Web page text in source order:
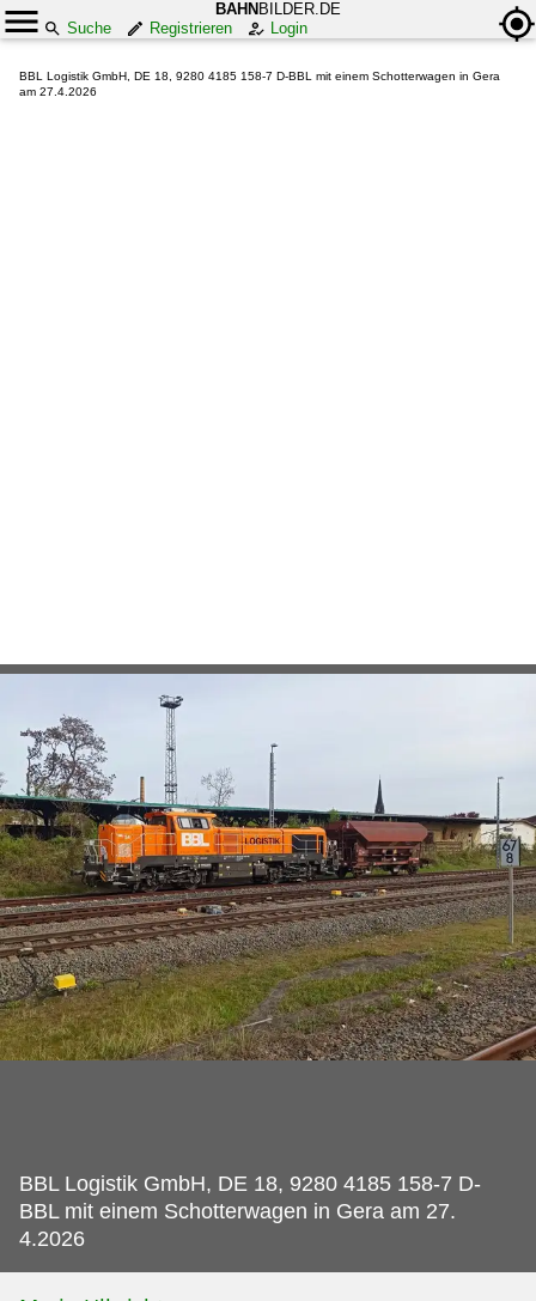
BAHN BILDER.DE
Suche
Registrieren Login
BBL Logistik GmbH, DE 18, 9280 4185 158-7 D-BBL mit einem Schotterwagen in Gera
am 27.4.2026
BBL Logistik GmbH, DE 18, 9280 4185 158-7 D-
BBL mit einem Schotterwagen in Gera am 27.
4.2026